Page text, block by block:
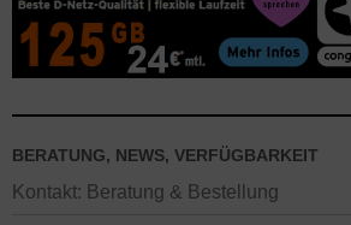
BERATUNG, NEWS, VERFÜGBARKEIT
Kontakt: Beratung & Bestellung